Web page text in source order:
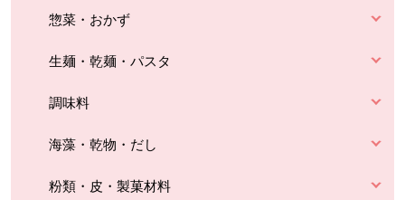
惣菜・おかず
生麺・乾麺・パスタ
調味料
海藻・乾物・だし
粉類・皮・製菓材料